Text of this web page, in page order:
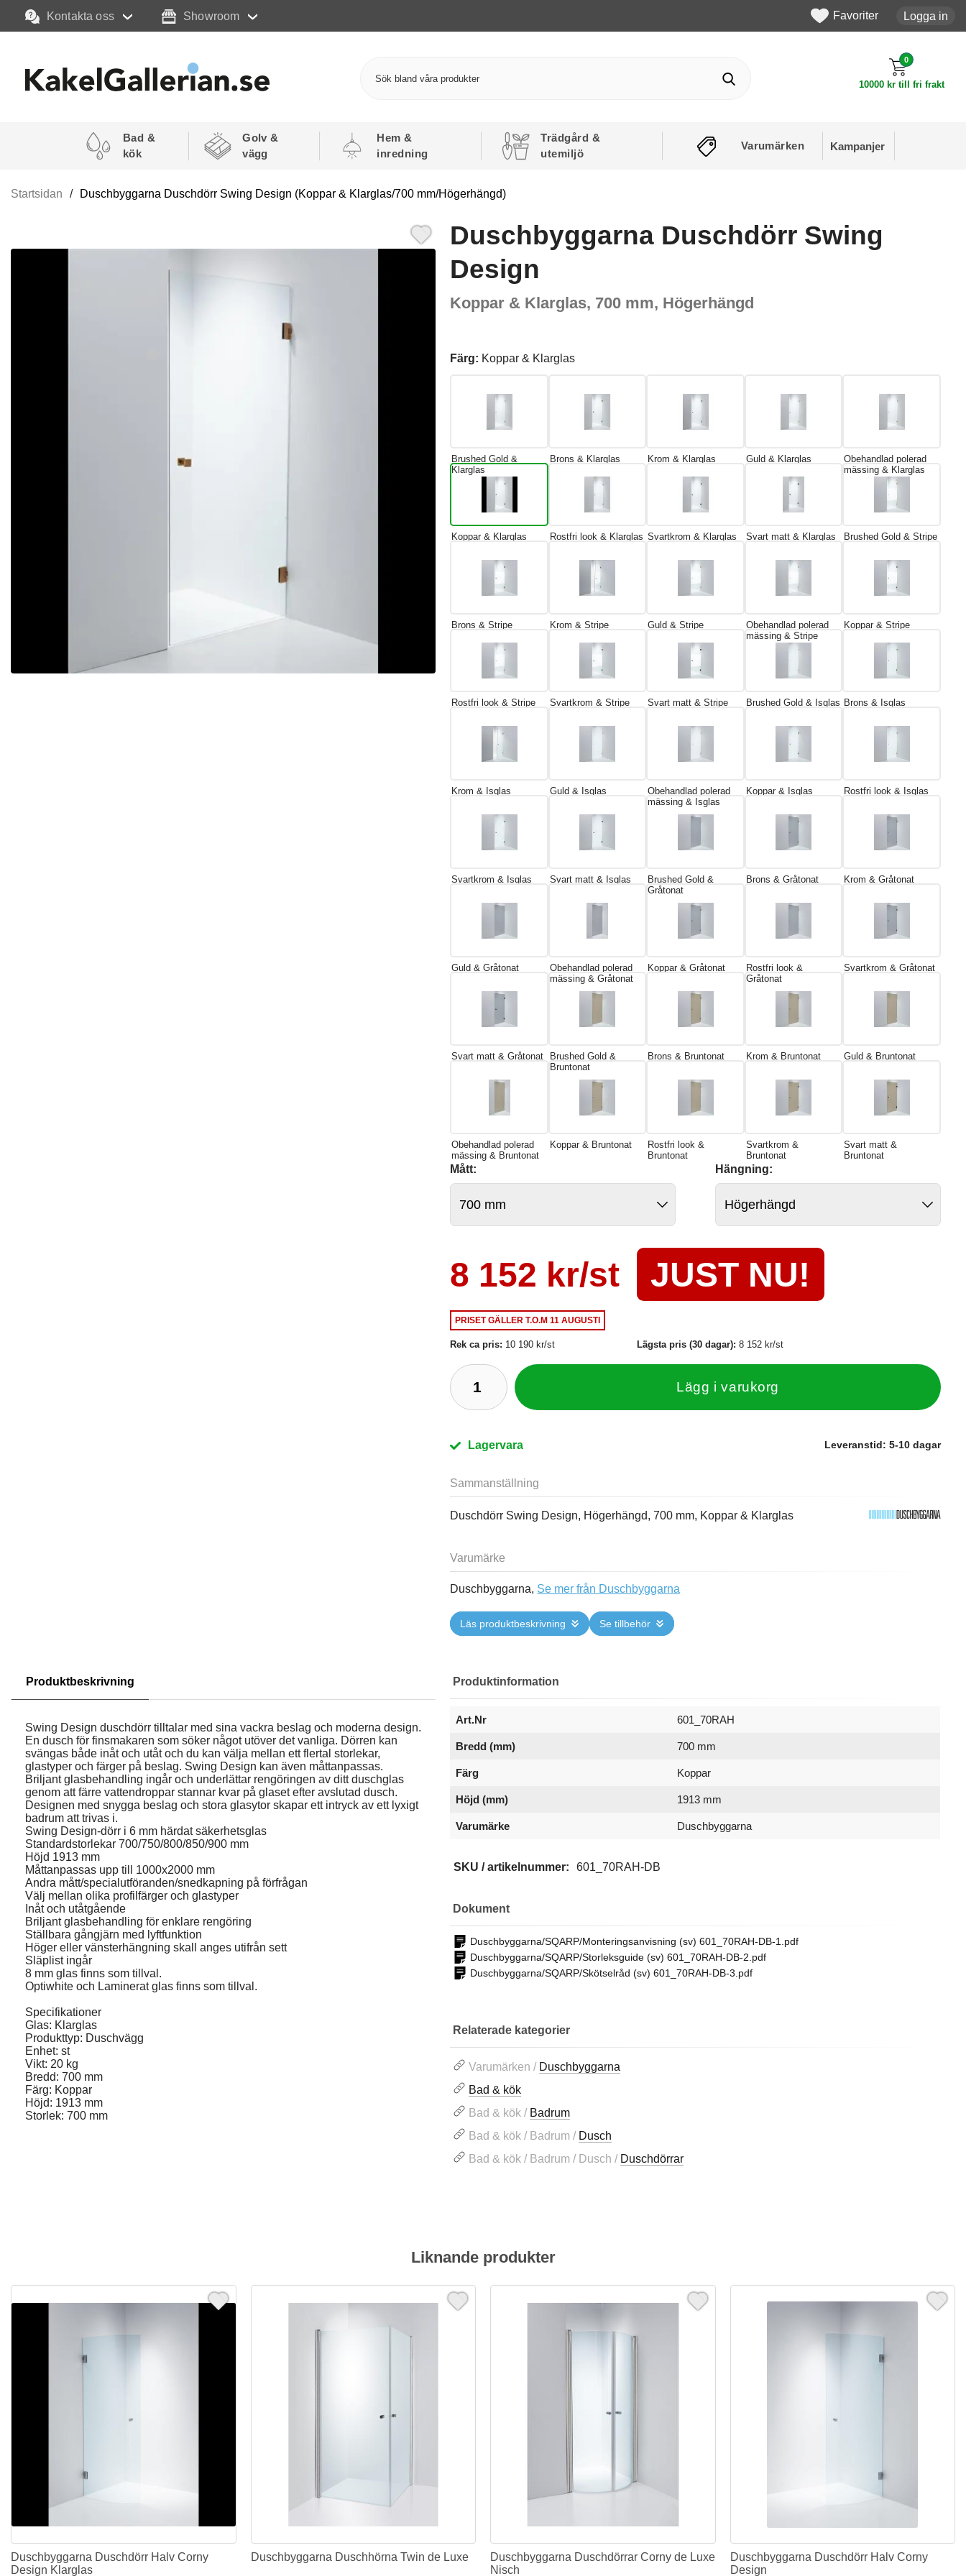
Kontakta oss Showroom Favoriter Logga in
0
10000 kr till fri frakt
Bad &
kök
Golv &
vägg
Hem &
inredning
Trädgård &
utemiljö
Varumärken Kampanjer
Startsidan Duschbyggarna Duschdörr Swing Design (Koppar & Klarglas/700 mm/Högerhängd)
Duschbyggarna Duschdörr Swing
Design
Koppar & Klarglas, 700 mm, Högerhängd
Färg: Koppar & Klarglas
Brushed Gold &
Klarglas
Brons & Klarglas Krom & Klarglas Guld & Klarglas
Obehandlad polerad
mässing & Klarglas
Koppar & Klarglas Rostfri look & Klarglas Svartkrom & Klarglas Svart matt & Klarglas Brushed Gold & Stripe
Brons & Stripe Krom & Stripe Guld & Stripe
Obehandlad polerad
mässing & Stripe
Koppar & Stripe
Rostfri look & Stripe Svartkrom & Stripe Svart matt & Stripe Brushed Gold & Isglas Brons & Isglas
Krom & Isglas Guld & Isglas
Obehandlad polerad
mässing & Isglas
Koppar & Isglas Rostfri look & Isglas
Svartkrom & Isglas Svart matt & Isglas
Brushed Gold &
Gråtonat
Brons & Gråtonat Krom & Gråtonat
Guld & Gråtonat
Obehandlad polerad
mässing & Gråtonat
Koppar & Gråtonat
Rostfri look &
Gråtonat
Svartkrom & Gråtonat
Svart matt & Gråtonat
Brushed Gold &
Bruntonat
Brons & Bruntonat Krom & Bruntonat Guld & Bruntonat
Obehandlad polerad
mässing & Bruntonat
Koppar & Bruntonat
Rostfri look &
Bruntonat
Svartkrom &
Bruntonat
Svart matt &
Bruntonat
Mått: Hängning:
8 152 kr/st JUST NU!
PRISET GÄLLERT.O.M 11 AUGUSTI
Rek ca pris: 10 190 kr/st Lägsta pris (30 dagar):8 152 kr/st
Lägg i varukorg
Lagervara Leveranstid: 5-10 dagar
Sammanställning
Duschdörr Swing Design, Högerhängd, 700 mm, Koppar & Klarglas
Varumärke
Duschbyggarna, Se mer från Duschbyggarna
Läs produktbeskrivning Se tillbehör
Produktbeskrivning
Swing Design duschdörr tilltalar med sina vackra beslag och moderna design.
En dusch för finsmakaren som söker något utöver det vanliga. Dörren kan
svängas både inåt och utåt och du kan välja mellan ett flertal storlekar,
glastyper och färger på beslag. Swing Design kan även måttanpassas.
Briljant glasbehandling ingår och underlättar rengöringen av ditt duschglas
genom att färre vattendroppar stannar kvar på glaset efter avslutad dusch.
Designen med snygga beslag och stora glasytor skapar ett intryck av ett lyxigt
badrum att trivas i.
Swing Design-dörr i 6 mm härdat säkerhetsglas
Standardstorlekar 700/750/800/850/900 mm
Höjd 1913 mm
Måttanpassas upp till 1000x2000 mm
Andra mått/specialutföranden/snedkapning på förfrågan
Välj mellan olika profilfärger och glastyper
Inåt och utåtgående
Briljant glasbehandling för enklare rengöring
Ställbara gångjärn med lyftfunktion
Höger eller vänsterhängning skall anges utifrån sett
Släplist ingår
8 mm glas finns som tillval.
Optiwhite och Laminerat glas finns som tillval.
Specifikationer
Glas: Klarglas
Produkttyp: Duschvägg
Enhet: st
Vikt: 20 kg
Bredd: 700 mm
Färg: Koppar
Höjd: 1913 mm
Storlek: 700 mm
Produktinformation
Art.Nr 601_70RAH
Bredd (mm) 700 mm
Färg Koppar
Höjd (mm) 1913 mm
Varumärke Duschbyggarna
SKU / artikelnummer: 601_70RAH-DB
Dokument
Duschbyggarna/SQARP/Monteringsanvisning (sv) 601_70RAH-DB-1.pdf
Duschbyggarna/SQARP/Storleksguide (sv) 601_70RAH-DB-2.pdf
Duschbyggarna/SQARP/Skötselråd (sv) 601_70RAH-DB-3.pdf
Relaterade kategorier
Varumärken / Duschbyggarna
Bad & kök
Bad & kök / Badrum
Bad & kök / Badrum / Dusch
Bad & kök / Badrum / Dusch / Duschdörrar
Liknande produkter
Duschbyggarna Duschdörr Halv Corny
Design Klarglas
Duschbyggarna Duschhörna Twin de Luxe
Duschbyggarna Duschdörrar Corny de Luxe
Nisch
Duschbyggarna Duschdörr Halv Corny
Design